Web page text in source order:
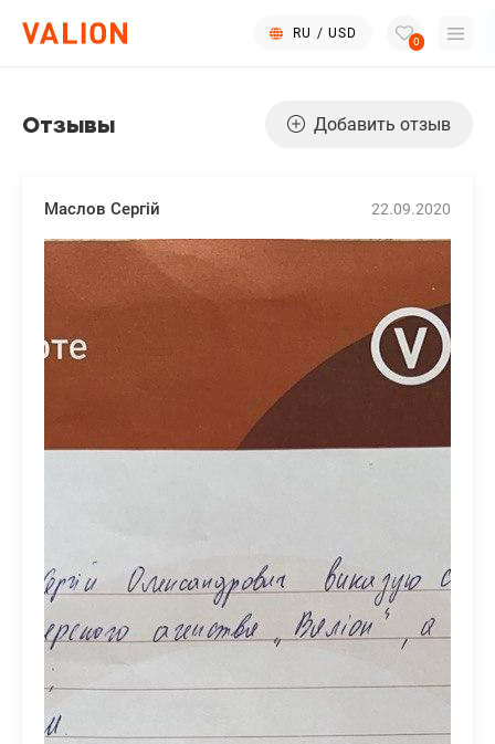
RU / USD
0
Отзывы Добавить отзыв
Маслов Сергій 22.09.2020